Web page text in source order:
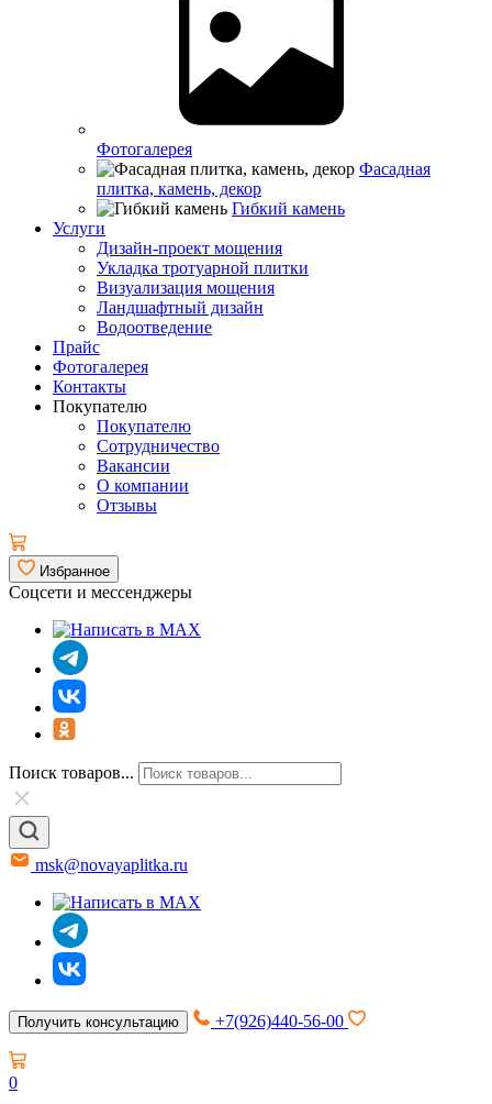
Фотогалерея
Фасадная
плитка, камень, декор
Гибкий камень
Услуги
Дизайн-проект мощения
Укладка тротуарной плитки
Визуализация мощения
Ландшафтный дизайн
Водоотведение
Прайс
Фотогалерея
Контакты
Покупателю
Покупателю
Сотрудничество
Вакансии
О компании
Отзывы
Избранное
Соцсети и мессенджеры
Поиск товаров...
msk@novayaplitka.ru
Получить консультацию +7(926)440-56-00
0